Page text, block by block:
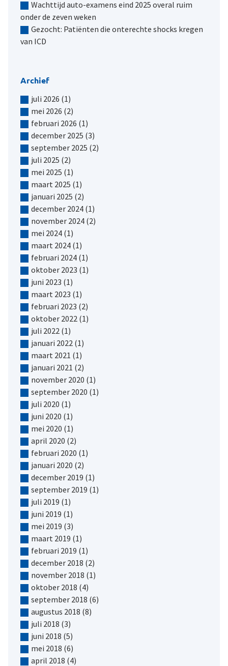
Wachttijd auto-examens eind 2025 overal ruim
onder de zeven weken
Gezocht: Patiënten die onterechte shocks kregen
van ICD
Archief
juli 2026 (1)
mei 2026 (2)
februari 2026 (1)
december 2025 (3)
september 2025 (2)
juli 2025 (2)
mei 2025 (1)
maart 2025 (1)
januari 2025 (2)
december 2024(1)
november 2024(2)
mei 2024(1)
maart 2024(1)
februari 2024(1)
oktober 2023 (1)
juni 2023 (1)
maart 2023 (1)
februari 2023 (2)
oktober 2022 (1)
juli 2022 (1)
januari 2022 (1)
maart 2021 (1)
januari 2021 (2)
november 2020 (1)
september 2020 (1)
juli 2020 (1)
juni 2020 (1)
mei 2020 (1)
april 2020 (2)
februari 2020 (1)
januari 2020 (2)
december 2019 (1)
september 2019 (1)
juli 2019 (1)
juni 2019 (1)
mei 2019 (3)
maart 2019 (1)
februari 2019 (1)
december 2018 (2)
november 2018 (1)
oktober 2018 (4)
september 2018 (6)
augustus 2018 (8)
juli 2018 (3)
juni 2018 (5)
mei 2018 (6)
april 2018 (4)